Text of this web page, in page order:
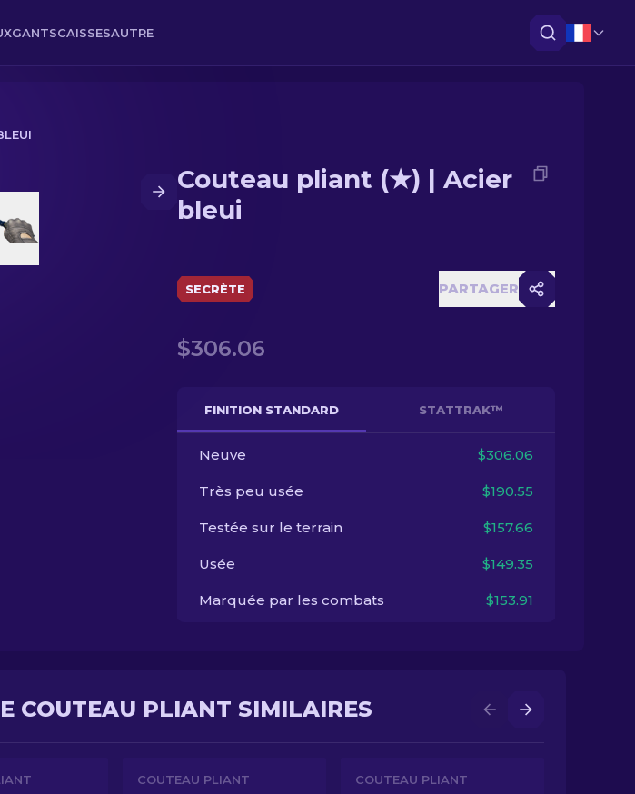
GANTSCAISSESAUTRE
Couteau pliant (★) | Acier
bleui
SECRÈTE PARTAGER
$306.06
FINITION STANDARD STATTRAK™
Neuve $306.06
Très peu usée $190.55
Testée sur le terrain $157.66
Usée $149.35
Marquée par les combats $153.91
COUTEAU PLIANT SIMILAIRES
COUTEAU PLIANT COUTEAU PLIANT